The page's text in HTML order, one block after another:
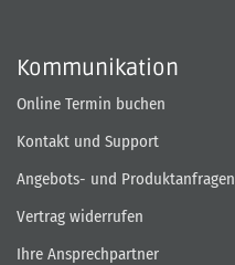
Kommunikation
Online Termin buchen
Kontakt und Support
Angebots- und Produktanfragen
Vertrag widerrufen
Ihre Ansprechpartner